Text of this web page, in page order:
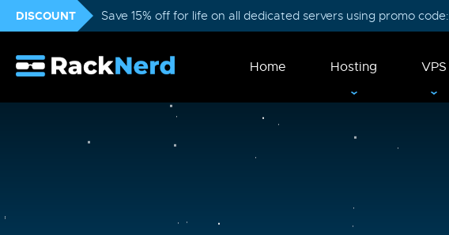
DISCOUNT Save 15% off for life on all dedicated servers using promo code:
Home Hosting VPS